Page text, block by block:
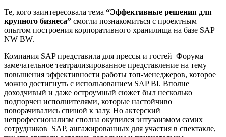
Те, кого заинтересовала тема “Эффективные решения для
крупного бизнеса” смогли познакомиться с проектным
опытом построения корпоративного хранилища на базе SAP
NW BW.
Компания SAP представила для прессы и гостей Форума
замечательное театрализированное представление на тему
повышения эффективности работы топ-менеджеров, которое
можно достигнуть с использованием SAP BI. Вполне
доходчивый и даже остроумный сюжет был несколько
подпорчен исполнителями, которые настойчиво
поворачивались спиной к залу. Но актерский
непрофессионализм сполна окупился энтузаизмом самих
сотрудников SAP, ангажированных для участия в спектакле,